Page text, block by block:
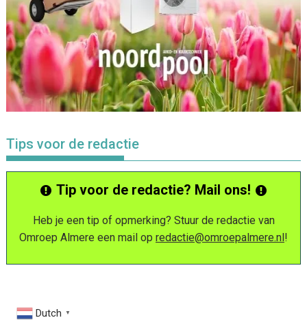
Tips voor de redactie
Tip voor de redactie? Mail ons!
Heb je een tip of opmerking? Stuur de redactie van
Omroep Almere een mail op redactie@omroepalmere.nl!
Dutch ▼